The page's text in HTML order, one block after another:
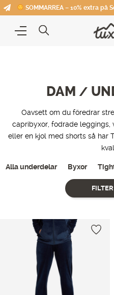
SOMMARREA – 10% extra på
DAM /
Oavsett om du föredrar
capribyxor, fodrade leggings,
eller en kjol med shorts så har
Showing all 3 results
FILTER
Alla underdelar Byxor